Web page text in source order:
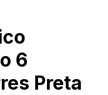
6
Preta